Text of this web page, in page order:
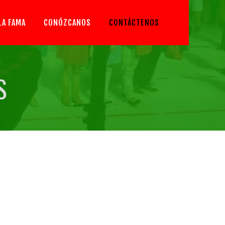
FAMA CONÓZCANOS CONTÁCTENOS